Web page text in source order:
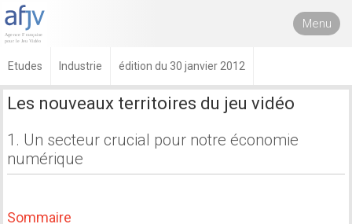
Menu
Etudes Industrie édition du 30 janvier 2012
Les nouveaux territoires du jeu vidéo
1. Un secteur crucial pour notre économie
numérique
Sommaire